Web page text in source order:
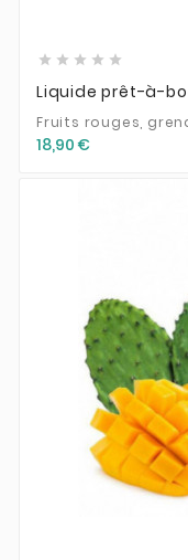
    
Liquide prêt-à-
Fruits rouges,
18,90 €